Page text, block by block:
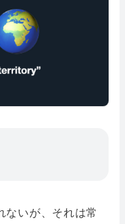
ないが、それは常